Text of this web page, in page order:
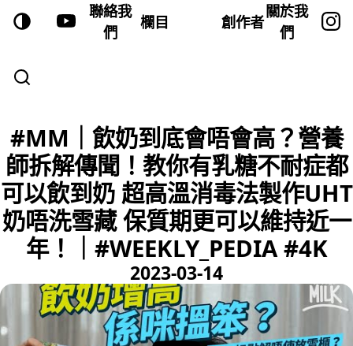
聯絡我
們
欄目 創作者
關於我
們
#MM｜飲奶到底會唔會高？營養
師拆解傳聞！教你有乳糖不耐症都
可以飲到奶 超高溫消毒法製作UHT
奶唔洗雪藏 保質期更可以維持近一
年！｜#WEEKLY_PEDIA #4K
2023-03-14